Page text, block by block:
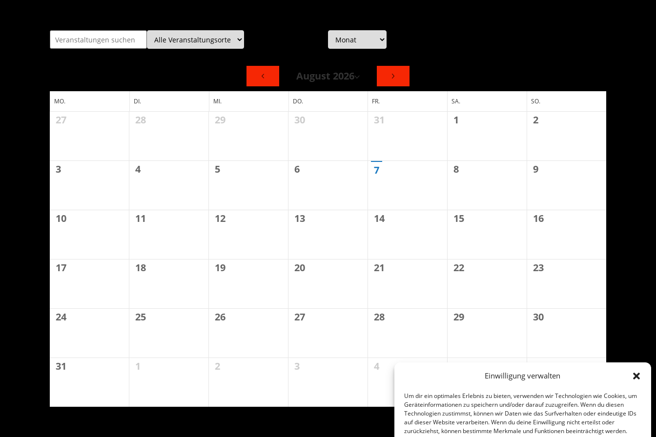
Einwilligung verwalten
Um dir ein optimales Erlebnis zu bieten, verwenden wir Technologien wie Cookies, um
Geräteinformationen zu speichern und/oder darauf zuzugreifen. Wenn du diesen
Technologien zustimmst, können wir Daten wie das Surfverhalten oder eindeutige IDs
auf dieser Website verarbeiten. Wenn du deine Einwilligung nicht erteilst oder
zurückziehst, können bestimmte Merkmale und Funktionen beeinträchtigt werden.
August 2026
MO. DI. MI. DO. FR. SA. SO.
27 28 29 30 31 1 2
3 4 5 6 7 8 9
10 11 12 13 14 15 16
17 18 19 20 21 22 23
24 25 26 27 28 29 30
31 1 2 3 4